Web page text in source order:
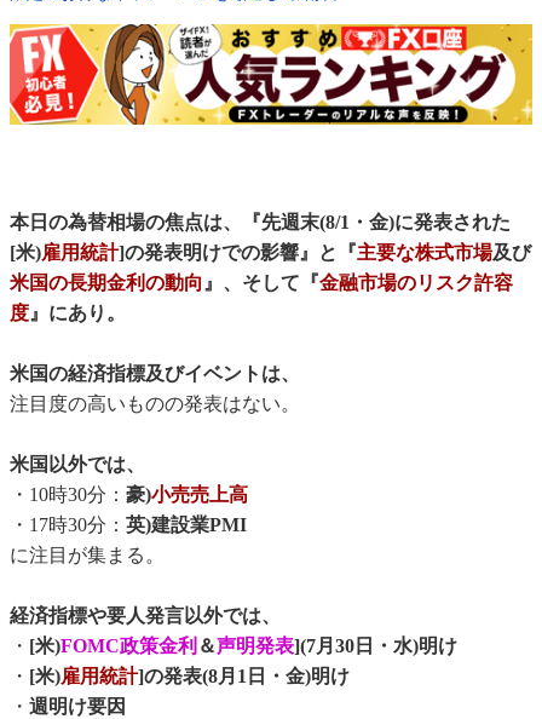
本日の為替相場の焦点は、『先週末(8/1・金)に発表された
[米)雇用統計]の発表明けでの影響』と『主要な株式市場及び
米国の長期金利の動向』、そして『金融市場のリスク許容
度』にあり。
米国の経済指標及びイベントは、
注目度の高いものの発表はない。
米国以外では、
・10時30分： 豪)小売売上高
・17時30分： 英)建設業PMI
に注目が集まる。
経済指標や要人発言以外では、
・ [米)FOMC政策金利 ＆声明発表](7月30日・水)明け
・ [米)雇用統計]の発表(8月1日・金)明け
・ 週明け要因